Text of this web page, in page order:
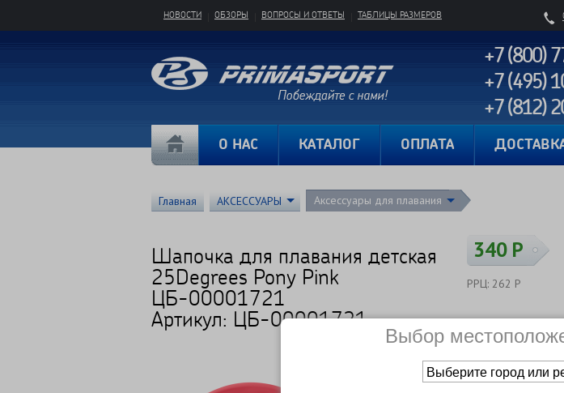
НОВОСТИ ОБЗОРЫ ВОПРОСЫ И ОТВЕТЫ ТАБЛИЦЫ РАЗМЕРОВ
+7 (800)
+7 (495)
+7 (812)
О НАС КАТАЛОГ ОПЛАТА
Главная АКСЕССУАРЫ Аксессуары для плавания
Шапочка для плавания детская
25Degrees Pony Pink
ЦБ-00001721
Артикул: ЦБ-00001721
340 Р
РРЦ: 262 Р
Сравнить
Основное о
Выбор